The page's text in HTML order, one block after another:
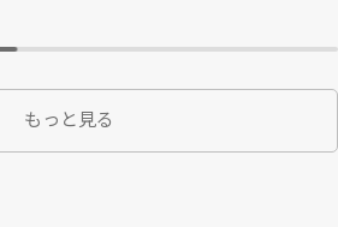
もっと見る